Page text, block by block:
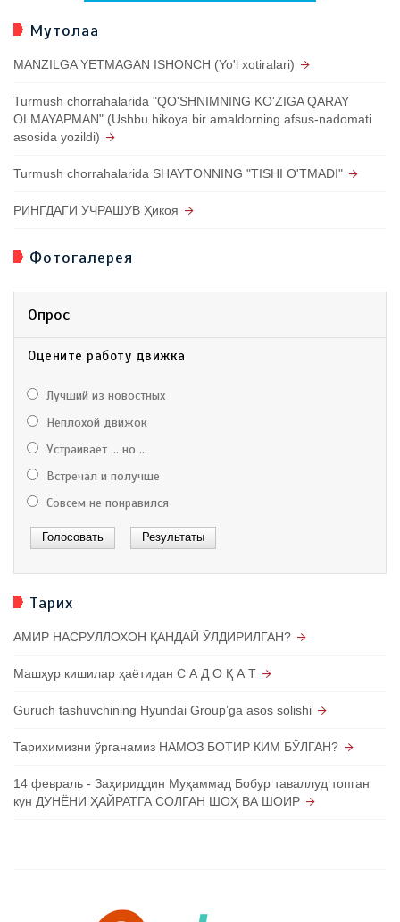
Мутолаа
MANZILGA YETMAGAN ISHONCH (Yo'l xotiralari)
Turmush chorrahalarida "QO'SHNIMNING KO'ZIGA QARAY
OLMAYAPMAN" (Ushbu hikoya bir amaldorning afsus-nadomati
asosida yozildi)
Turmush chorrahalarida SHAYTONNING "TISHI O'TMADI"
РИНГДАГИ УЧРАШУВ Ҳикоя
Фотогалерея
Опрос
Оцените работу движка
Лучший из новостных
Неплохой движок
Устраивает ... но ...
Встречал и получше
Совсем не понравился
Тарих
АМИР НАСРУЛЛОХОН ҚАНДАЙ ЎЛДИРИЛГАН?
Машҳур кишилар ҳаётидан С А Д О Қ А Т
Guruch tashuvchining Hyundai Groupʼga asos solishi
Тарихимизни ўрганамиз НАМОЗ БОТИР КИМ БЎЛГАН?
14 февраль - Заҳириддин Муҳаммад Бобур таваллуд топган
кун ДУНЁНИ ҲАЙРАТГА СОЛГАН ШОҲ ВА ШОИР